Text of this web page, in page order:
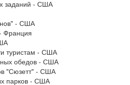
заданий - США
- США
Франция
туристам - США
обедов - США
"Сюзетт" - США
парков - США